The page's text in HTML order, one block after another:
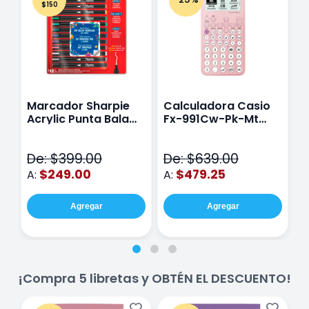
$150
Marcador Sharpie
Acrylic Punta Bala
De: $399.00
A: $249.00
Agregar
Calculadora Casio
Fx-991Cw-Pk-Mt
De: $639.00
A: $479.25
Agregar
¡Compra 5 libretas y OBTÉN EL DESCUENTO!